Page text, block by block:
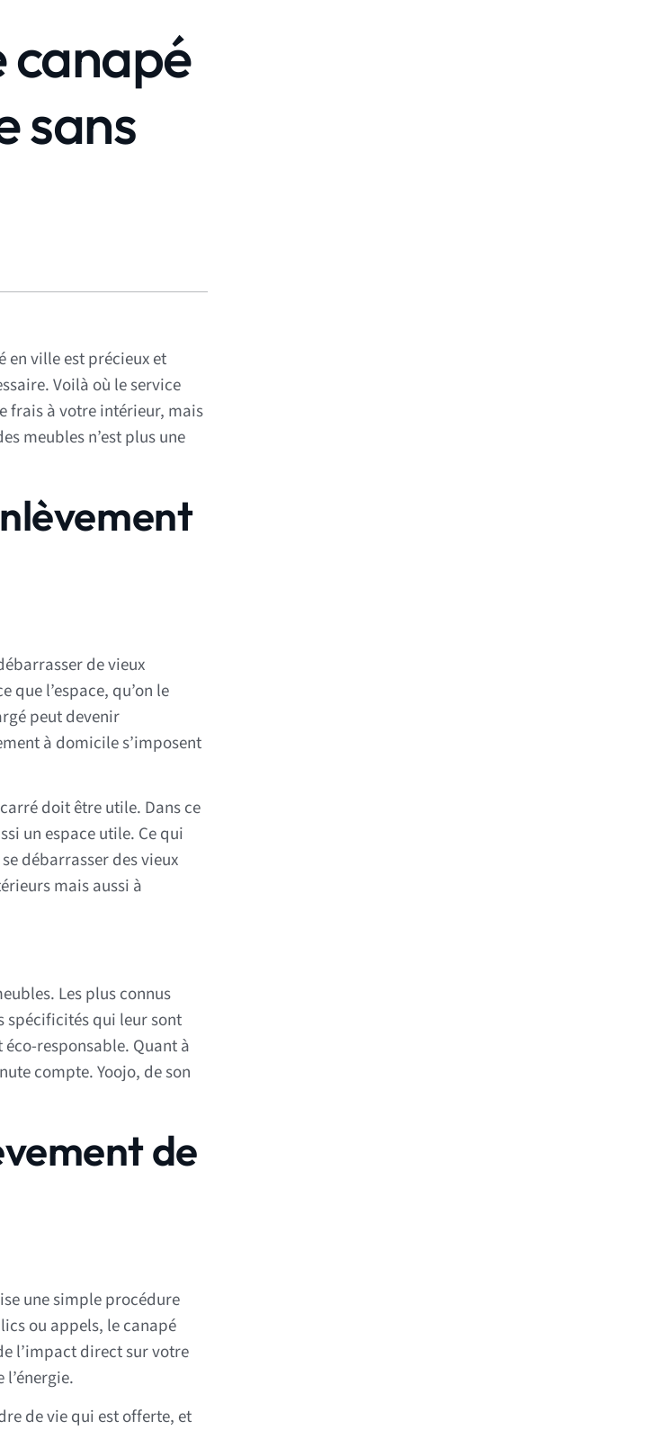
canapé
sans
en ville est précieux et
Voilà où le service
frais à votre intérieur, mais
meubles n’est plus une
de vieux
que l’espace, qu’on le
peut devenir
à domicile s’imposent
doit être utile. Dans ce
un espace utile. Ce qui
débarrasser des vieux
mais aussi à
Les plus connus
spécificités qui leur sont
responsable. Quant à
compte. Yoojo, de son
de
une simple procédure
ou appels, le canapé
l’impact direct sur votre
de vie qui est offerte, et